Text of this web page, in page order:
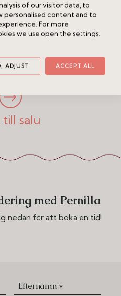
Se sålda hem
till salu
med Pernilla
nedan för att boka en tid!
of our visitor data, to
personalised content and to
For more
we use open the settings.
ADJUST ACCEPT ALL